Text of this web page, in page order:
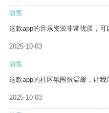
游客
这款app的音乐资源非常优质，可
2025-10-03
游客
这款app的社区氛围很温馨，让我
2025-10-03